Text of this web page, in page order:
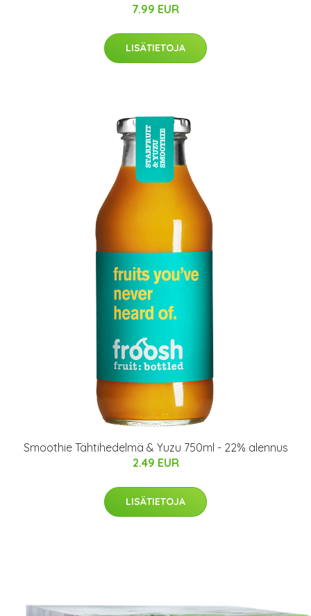
7.99 EUR
LISÄTIETOJA
Smoothie Tähtihedelmä & Yuzu 750ml - 22% alennus
2.49 EUR
LISÄTIETOJA